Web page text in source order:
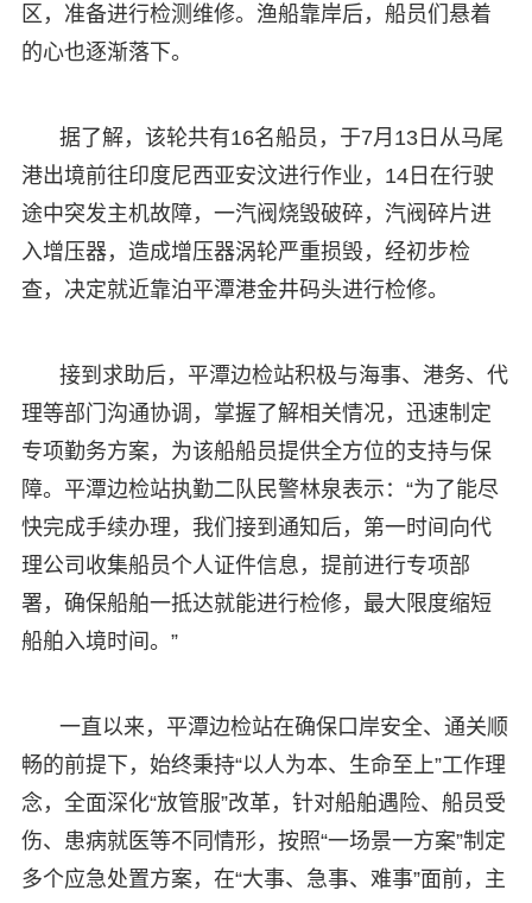
区，准备进行检测维修。渔船靠岸后，船员们悬着
的心也逐渐落下。
据了解，该轮共有16名船员，于7月13日从马尾
港出境前往印度尼西亚安汶进行作业，14日在行驶
途中突发主机故障，一汽阀烧毁破碎，汽阀碎片进
入增压器，造成增压器涡轮严重损毁，经初步检
查，决定就近靠泊平潭港金井码头进行检修。
接到求助后，平潭边检站积极与海事、港务、代
理等部门沟通协调，掌握了解相关情况，迅速制定
专项勤务方案，为该船船员提供全方位的支持与保
障。平潭边检站执勤二队民警林泉表示：“为了能尽
快完成手续办理，我们接到通知后，第一时间向代
理公司收集船员个人证件信息，提前进行专项部
署，确保船舶一抵达就能进行检修，最大限度缩短
船舶入境时间。”
一直以来，平潭边检站在确保口岸安全、通关顺
畅的前提下，始终秉持“以人为本、生命至上”工作理
念，全面深化“放管服”改革，针对船舶遇险、船员受
伤、患病就医等不同情形，按照“一场景一方案”制定
多个应急处置方案，在“大事、急事、难事”面前，主